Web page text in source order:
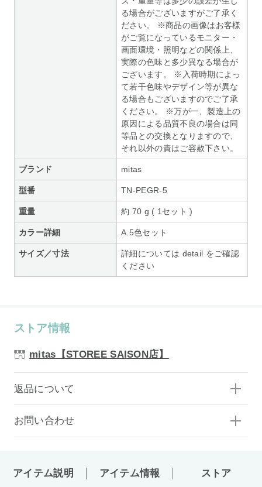
る場合がございますがご了承く
ださい。 ※商品の画像はお客様
がご覧になっているモニター・
画面環境・照明などの関係上、
実際の色味と多少異なる場合が
ございます。 ※入荷時期によっ
て若干色味やデザイン等が異な
る場合もございますのでご了承
ください。 ※万が一、製造上の
原因による品質不良の場合は同
等品との交換となりますので、
それ以外の責はご容赦下さい。
ブランド mitas
型番 TN-PEGR-5
重量 約 70 g ( 1セット )
カラー詳細 A.5色セット
サイズ／寸法
詳細については detail をご確認
ください
ストア情報
mitas【STOREE SAISON店】
返品について
お問い合わせ
アイテム説明 アイテム情報 ストア